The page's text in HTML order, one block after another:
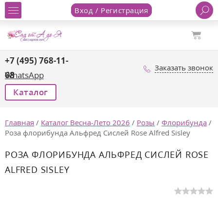
Вход / Регистрация
+7 (495) 768-11-
68
WhatsApp
Заказать звонок
Каталог
Главная / Каталог Весна-Лето 2026 / Розы / Флорибунда /
Роза флорибунда Альфред Сислей Rose Alfred Sisley
РОЗА ФЛОРИБУНДА АЛЬФРЕД СИСЛЕЙ ROSE
ALFRED SISLEY